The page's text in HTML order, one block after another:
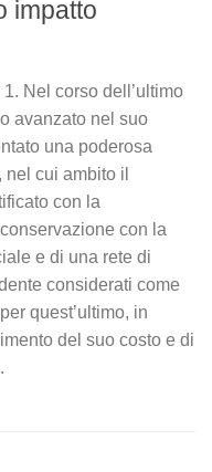
impatto
Nel corso dell’ultimo
avanzato nel suo
una poderosa
cui ambito il
con la
con la
e di una rete di
considerati come
quest’ultimo, in
del suo costo e di